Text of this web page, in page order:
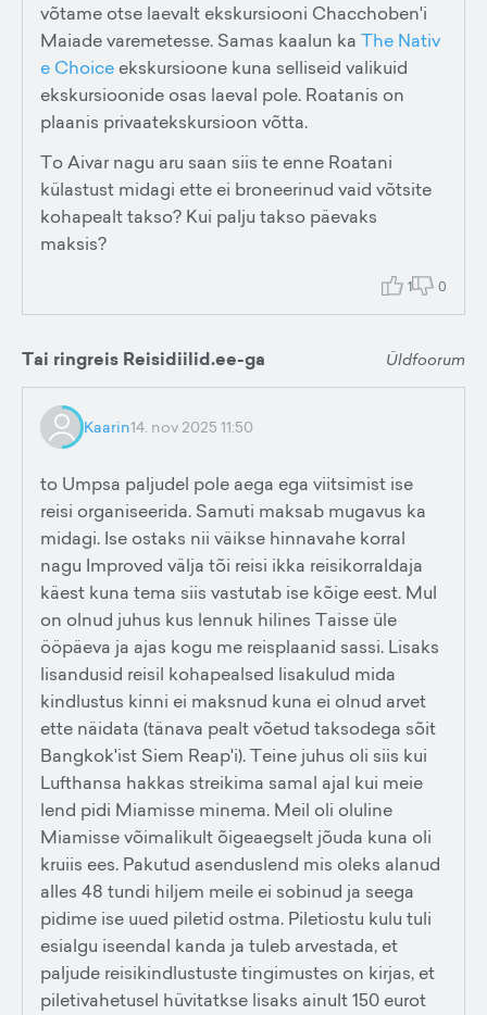
võtame otse laevalt ekskursiooni Chacchoben'i
Maiade varemetesse. Samas kaalun ka The Nativ
e Choice ekskursioone kuna selliseid valikuid
ekskursioonide osas laeval pole. Roatanis on
plaanis privaatekskursioon võtta.
To Aivar nagu aru saan siis te enne Roatani
külastust midagi ette ei broneerinud vaid võtsite
kohapealt takso? Kui palju takso päevaks
maksis?
1 0
Tai ringreis Reisidiilid.ee-ga Üldfoorum
Kaarin14. nov 2025 11:50
to Umpsa paljudel pole aega ega viitsimist ise
reisi organiseerida. Samuti maksab mugavus ka
midagi. Ise ostaks nii väikse hinnavahe korral
nagu Improved välja tõi reisi ikka reisikorraldaja
käest kuna tema siis vastutab ise kõige eest. Mul
on olnud juhus kus lennuk hilines Taisse üle
ööpäeva ja ajas kogu me reisplaanid sassi. Lisaks
lisandusid reisil kohapealsed lisakulud mida
kindlustus kinni ei maksnud kuna ei olnud arvet
ette näidata (tänava pealt võetud taksodega sõit
Bangkok'ist Siem Reap'i). Teine juhus oli siis kui
Lufthansa hakkas streikima samal ajal kui meie
lend pidi Miamisse minema. Meil oli oluline
Miamisse võimalikult õigeaegselt jõuda kuna oli
kruiis ees. Pakutud asenduslend mis oleks alanud
alles 48 tundi hiljem meile ei sobinud ja seega
pidime ise uued piletid ostma. Piletiostu kulu tuli
esialgu iseendal kanda ja tuleb arvestada, et
paljude reisikindlustuste tingimustes on kirjas, et
piletivahetusel hüvitatkse lisaks ainult 150 eurot